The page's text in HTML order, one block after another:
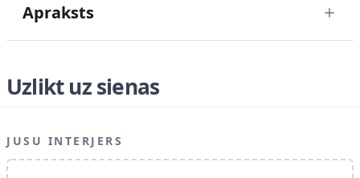
Apraksts
Uzlikt uz sienas
JUSU INTERJERS